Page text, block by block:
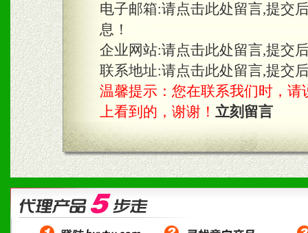
电子邮箱:请点击此处留言,提交
息！
企业网站:请点击此处留言,提交
联系地址:请点击此处留言,提交
温馨提示：您在联系我们时，请
上看到的，谢谢！ 立刻留言